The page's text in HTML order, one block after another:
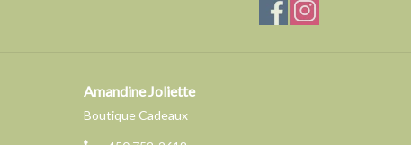
Amandine Joliette
Boutique Cadeaux